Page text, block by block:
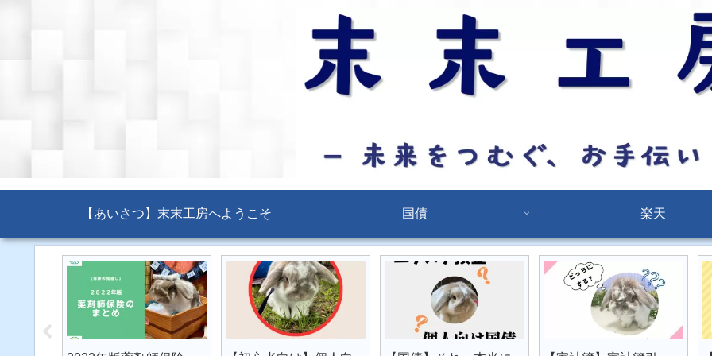
【あいさつ】末末工房へようこそ 国債 楽天